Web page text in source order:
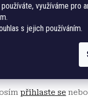
využíváme pro
s jejich používáním.
přihlaste se